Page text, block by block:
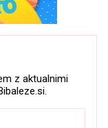
z aktualnimi